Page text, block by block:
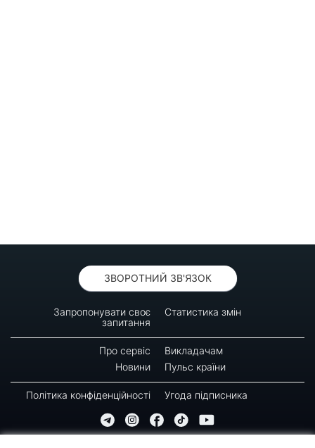
ЗВОРОТНИЙ ЗВ'ЯЗОК
Запропонувати своє
запитання
Статистика змін
Про сервіс
Викладачам
Новини
Пульс країни
Політика конфіденційності Угода підписника